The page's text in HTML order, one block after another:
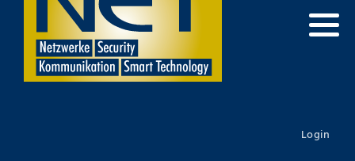
Login